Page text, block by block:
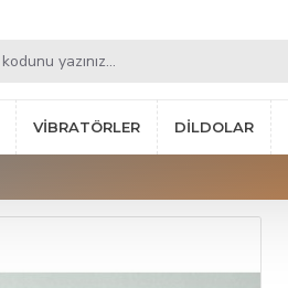
VIBRATÖRLER DILDOLAR